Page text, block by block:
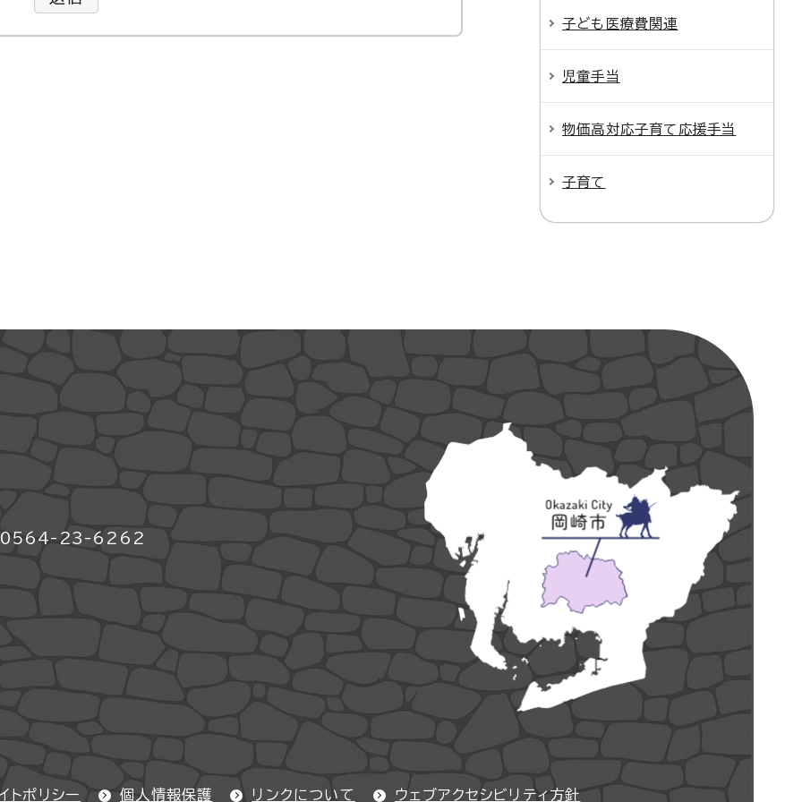
子ども医療費関連
児童手当
物価高対応子育て応援手当
子育て
：0564-23-6262
トポリシー 個人情報保護 リンクについて ウェブアクセシビリティ方針